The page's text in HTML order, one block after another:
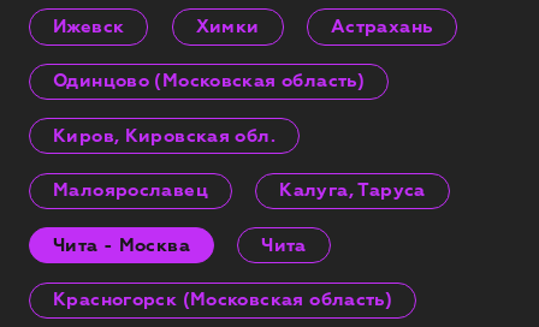
Ижевск Химки Астрахань
Одинцово (Московская область)
Киров, Кировская обл.
Малоярославец Калуга, Таруса
Чита - Москва Чита
Красногорск (Московская область)